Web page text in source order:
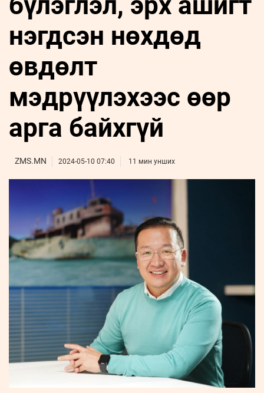
Бүртгүүлэх
Бизнес
Leaderships
forum
ФОТО
УРЛАГ
ҮНДЭСНИЙ
МЭДЭЭЛЛИЙН
ТӨВ
ВИДЕО
нэгдсэн нөхдөд
өвдөлт
мэдрүүлэхээс өөр
арга байхгүй
ZMS.MN 2024-05-10 07:40 11 мин унших